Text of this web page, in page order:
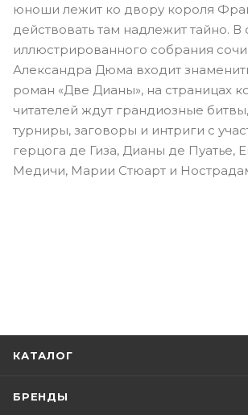
юноши лежит ко двору короля
действовать там надлежит тайно.
иллюстрированного собрания
Александра Дюма входит
роман «Две Дианы», на страницах
читателей ждут грандиозные
турниры, заговоры и интриги с
герцога де Гиза, Дианы де Пуатье,
Медичи, Марии Стюарт и
КАТАЛОГ
БРЕНДЫ